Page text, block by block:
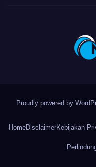
Proudly powered by
HomeDisclaimerKebijakan